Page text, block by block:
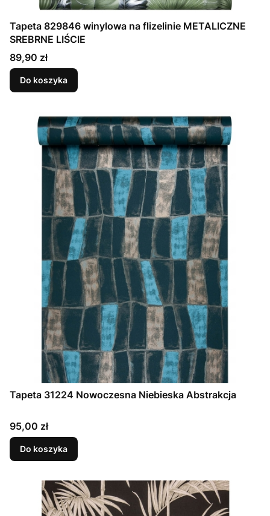
Tapeta 829846 winylowa na flizelinie METALICZNE
SREBRNE LIŚCIE
Cena
89,90 zł
Do koszyka
Tapeta 31224 Nowoczesna Niebieska Abstrakcja
Cena
95,00 zł
Do koszyka